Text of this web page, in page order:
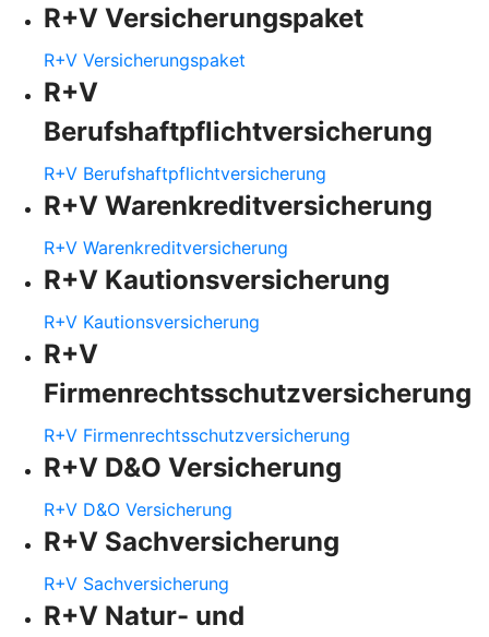
R+V Versicherungspaket
R+V Versicherungspaket
R+V
Berufshaftpflichtversicherung
R+V Berufshaftpflichtversicherung
R+V Warenkreditversicherung
R+V Warenkreditversicherung
R+V Kautionsversicherung
R+V Kautionsversicherung
R+V
Firmenrechtsschutzversicherung
R+V Firmenrechtsschutzversicherung
R+V D&O Versicherung
R+V D&O Versicherung
R+V Sachversicherung
R+V Sachversicherung
R+V Natur- und